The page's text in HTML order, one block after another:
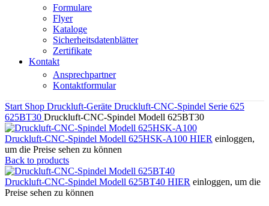
Formulare
Flyer
Kataloge
Sicherheitsdatenblätter
Zertifikate
Kontakt
Ansprechpartner
Kontaktformular
Start Shop Druckluft-Geräte Druckluft-CNC-Spindel Serie 625
625BT30 Druckluft-CNC-Spindel Modell 625BT30
Druckluft-CNC-Spindel Modell 625HSK-A100 HIER einloggen,
um die Preise sehen zu können
Back to products
Druckluft-CNC-Spindel Modell 625BT40 HIER einloggen, um die
Preise sehen zu können